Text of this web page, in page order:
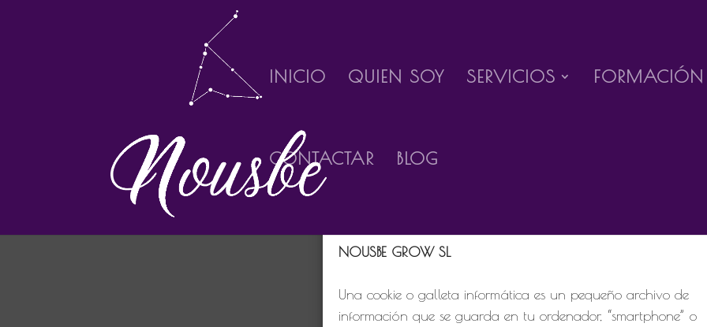
NOUSBE GROW SL
Una cookie o galleta informática es un pequeño archivo de
información que se guarda en tu ordenador, “smartphone” o
INICIO QUIEN SOY SERVICIOS FORMACIÓN
CONTACTAR BLOG
Personalizar Cookies